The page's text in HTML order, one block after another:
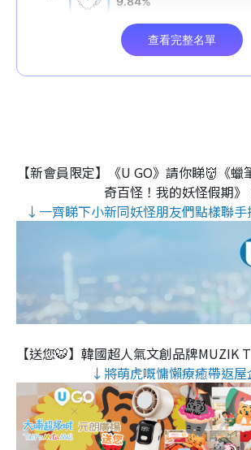
【新會員限定】《U GO》請你睇👹《
奇百怪！我的妖怪假期》
↓一齊睇下小新同妖怪朋友們點樣聯
【送您🐯】韓國超人氣文創品牌MUZIK
↓將萌虎嘅慵懶療癒帶返